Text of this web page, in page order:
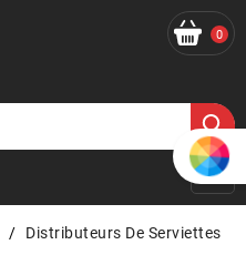
0
Distributeurs De Serviettes